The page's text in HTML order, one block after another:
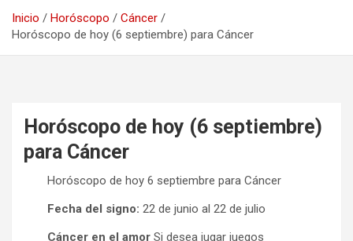
Inicio Horóscopo
Cáncer
Horóscopo de hoy (6 septiembre) para Cáncer
Horóscopo de hoy (6 septiembre)
para Cáncer
Horóscopo de hoy 6 septiembre para Cáncer
Fecha del signo: 22 de junio al 22 de julio
Cáncer en el amor Si desea jugar juegos